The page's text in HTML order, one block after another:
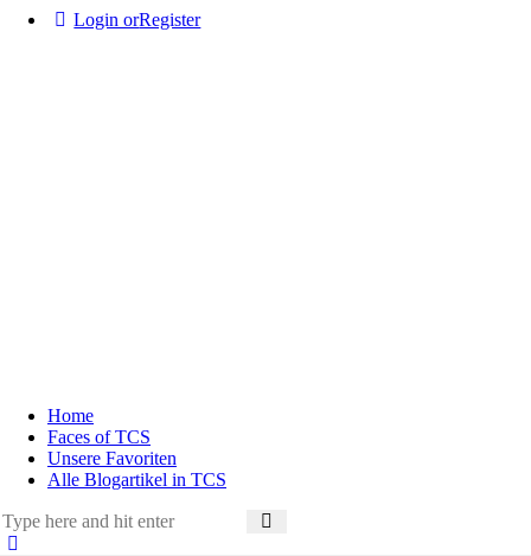
Login orRegister
Home
Faces of TCS
Unsere Favoriten
Alle Blogartikel in TCS